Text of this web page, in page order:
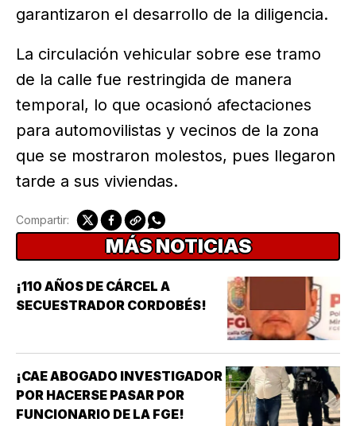
garantizaron el desarrollo de la diligencia.
La circulación vehicular sobre ese tramo
de la calle fue restringida de manera
temporal, lo que ocasionó afectaciones
para automovilistas y vecinos de la zona
que se mostraron molestos, pues llegaron
tarde a sus viviendas.
Compartir:
MÁS NOTICIAS
¡110 AÑOS DE CÁRCEL A
SECUESTRADOR CORDOBÉS!
¡CAE ABOGADO INVESTIGADOR
POR HACERSE PASAR POR
FUNCIONARIO DE LA FGE!